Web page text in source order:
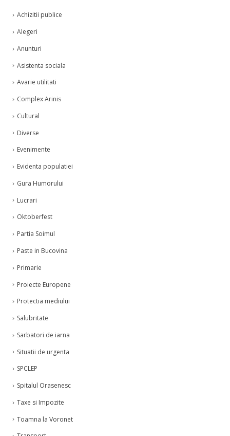
Achizitii publice
Alegeri
Anunturi
Asistenta sociala
Avarie utilitati
Complex Arinis
Cultural
Diverse
Evenimente
Evidenta populatiei
Gura Humorului
Lucrari
Oktoberfest
Partia Soimul
Paste in Bucovina
Primarie
Proiecte Europene
Protectia mediului
Salubritate
Sarbatori de iarna
Situatii de urgenta
SPCLEP
Spitalul Orasenesc
Taxe si Impozite
Toamna la Voronet